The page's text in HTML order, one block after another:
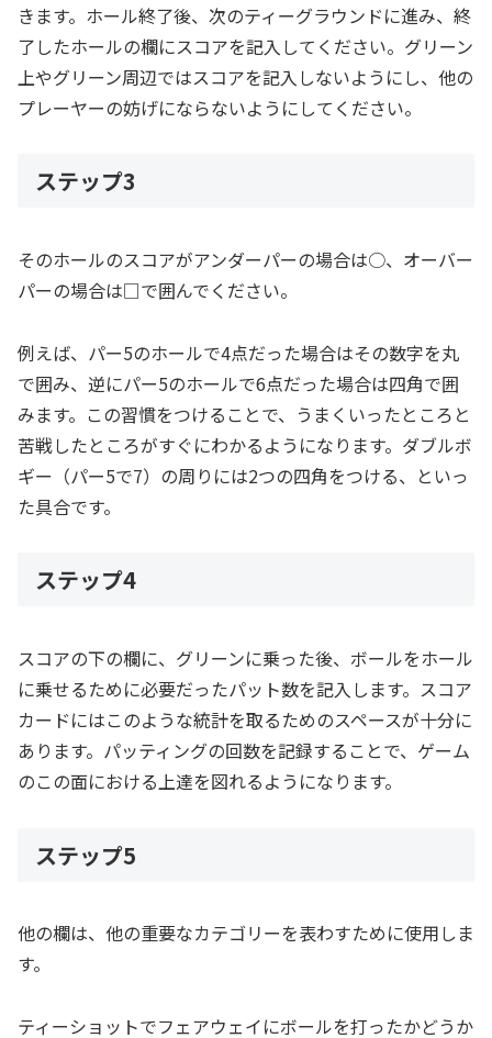
きます。ホール終了後、次のティーグラウンドに進み、終
了したホールの欄にスコアを記入してください。グリーン
上やグリーン周辺ではスコアを記入しないようにし、他の
プレーヤーの妨げにならないようにしてください。
ステップ3
そのホールのスコアがアンダーパーの場合は○、オーバー
パーの場合は□で囲んでください。
例えば、パー5のホールで4点だった場合はその数字を丸
で囲み、逆にパー5のホールで6点だった場合は四角で囲
みます。この習慣をつけることで、うまくいったところと
苦戦したところがすぐにわかるようになります。ダブルボ
ギー（パー5で7）の周りには2つの四角をつける、といっ
た具合です。
ステップ4
スコアの下の欄に、グリーンに乗った後、ボールをホール
に乗せるために必要だったパット数を記入します。スコア
カードにはこのような統計を取るためのスペースが十分に
あります。パッティングの回数を記録することで、ゲーム
のこの面における上達を図れるようになります。
ステップ5
他の欄は、他の重要なカテゴリーを表わすために使用しま
す。
ティーショットでフェアウェイにボールを打ったかどうか